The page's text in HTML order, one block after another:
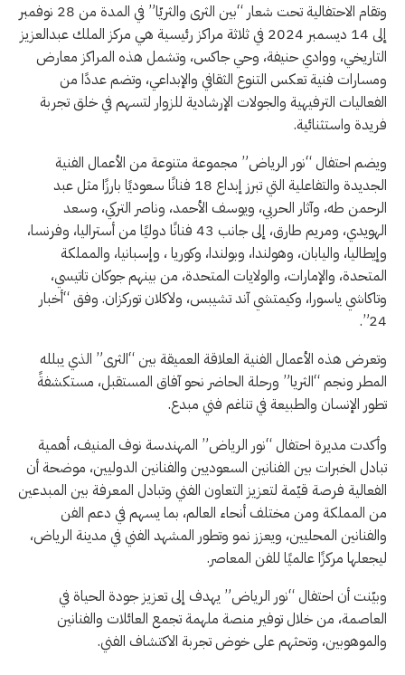
وتقام الاحتفالية تحت شعار “بين الثرى والثريّا” في المدة من 28 نوفمبر
إلى 14 ديسمبر 2024 في ثلاثة مراكز رئيسية هي مركز الملك عبدالعزيز
التاريخي، ووادي حنيفة، وحي جاكس، وتشمل هذه المراكز معارض
ومسارات فنية تعكس التنوع الثقافي والإبداعي، وتضم عددًا من
الفعاليات الترفيهية والجولات الإرشادية للزوار لتسهم في خلق تجربة
فريدة واستثنائية.
ويضم احتفال “نور الرياض” مجموعة متنوعة من الأعمال الفنية
الجديدة والتفاعلية التي تبرز إبداع 18 فنانًا سعوديًا بارزًا مثل عبد
الرحمن طه، وآثار الحربي، ويوسف الأحمد، وناصر التركي، وسعد
الهويدي، ومريم طارق، إلى جانب 43 فنانًا دوليًا من أستراليا، وفرنسا،
وإيطاليا، واليابان، وهولندا، وبولندا، وكوريا ، وإسبانيا، والمملكة
المتحدة، والإمارات، والولايات المتحدة، من بينهم جوكان تاتيسي،
وتاكاشي ياسورا، وكيمتشي آند تشيبس، ولاكلان توركزان. وفق “أخبار
24”.
وتعرض هذه الأعمال الفنية العلاقة العميقة بين “الثرى” الذي يبلله
المطر ونجم “الثريا” ورحلة الحاضر نحو آفاق المستقبل، مستكشفةً
تطور الإنسان والطبيعة في تناغم فني مبدع.
وأكدت مديرة احتفال “نور الرياض” المهندسة نوف المنيف، أهمية
تبادل الخبرات بين الفنانين السعوديين والفنانين الدوليين، موضحة أن
الفعالية فرصة قيّمة لتعزيز التعاون الفني وتبادل المعرفة بين المبدعين
من المملكة ومن مختلف أنحاء العالم، بما يسهم في دعم الفن
والفنانين المحليين، ويعزز نمو وتطور المشهد الفني في مدينة الرياض،
ليجعلها مركزًا عالميًا للفن المعاصر.
وبيّنت أن احتفال “نور الرياض” يهدف إلى تعزيز جودة الحياة في
العاصمة، من خلال توفير منصة ملهمة تجمع العائلات والفنانين
والموهوبين، وتحثهم على خوض تجربة الاكتشاف الفني.